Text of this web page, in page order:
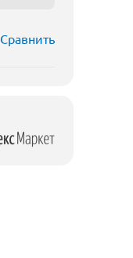
Сравнить